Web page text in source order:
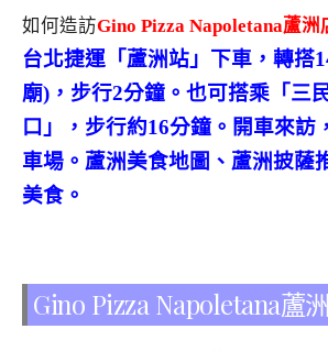
如何造訪Gino Pizza Napoletana蘆洲
台北捷運「蘆洲站」下車，轉搭
廟)，步行2分鐘。也可搭乘「三
口」，步行約16分鐘。開車來訪
車場。蘆洲美食地圖、蘆洲披薩
美食。
Gino Pizza Napoletana蘆